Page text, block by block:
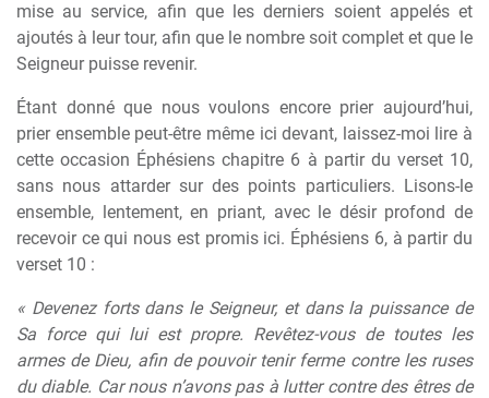
mise au service, afin que les derniers soient appelés et
ajoutés à leur tour, afin que le nombre soit complet et que le
Seigneur puisse revenir.
Étant donné que nous voulons encore prier aujourd’hui,
prier ensemble peut-être même ici devant, laissez-moi lire à
cette occasion Éphésiens chapitre 6 à partir du verset 10,
sans nous attarder sur des points particuliers. Lisons-le
ensemble, lentement, en priant, avec le désir profond de
recevoir ce qui nous est promis ici. Éphésiens 6, à partir du
verset 10 :
« Devenez forts dans le Seigneur, et dans la puissance de
Sa force qui lui est propre. Revêtez-vous de toutes les
armes de Dieu, afin de pouvoir tenir ferme contre les ruses
du diable. Car nous n’avons pas à lutter contre des êtres de